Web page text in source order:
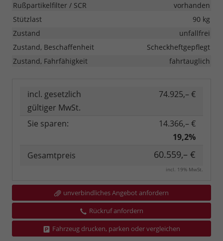
Rußpartikelfilter / SCR
vorhanden
Stützlast
90 kg
Zustand
unfallfrei
Zustand, Beschaffenheit
Scheckheftgepflegt
Zustand, Fahrfähigkeit
fahrtauglich
incl. gesetzlich
gültiger MwSt.
74.925,– €
Sie sparen:
14.366,– €
19,2%
Gesamtpreis
60.559,– €
incl. 19% MwSt.
unverbindliches Angebot anfordern
Rückruf anfordern
Fahrzeug drucken, parken oder vergleichen